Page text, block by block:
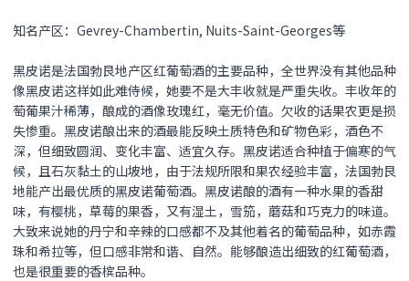
知名产区：Gevrey-Chambertin, Nuits-Saint-Georges等
黑皮诺是法国勃艮地产区红葡萄酒的主要品种，全世界没有其他品种
像黑皮诺这样如此难侍候，她要不是大丰收就是严重失收。丰收年的
萄葡果汁稀薄，酿成的酒像玫瑰红，毫无价值。欠收的话果农更是损
失惨重。黑皮诺酿出来的酒最能反映土质特色和矿物色彩，酒色不
深，但细致圆润、变化丰富、适宜久存。黑皮诺适合种植于偏寒的气
候，且石灰黏土的山坡地，由于法规所限和果农经验丰富，法国勃艮
地能产出最优质的黑皮诺葡萄酒。黑皮诺酿的酒有一种水果的香甜
味，有樱桃，草莓的果香，又有湿土，雪笳，蘑菇和巧克力的味道。
大致来说她的丹宁和辛辣的口感都不及其他着名的葡萄品种，如赤霞
珠和希拉等，但口感非常和谐、自然。能够酿造出细致的红葡萄酒，
也是很重要的香槟品种。